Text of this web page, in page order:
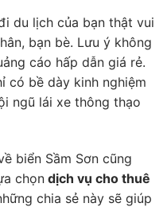
du lịch của bạn thật vui
bạn bè. Lưu ý không
cáo hấp dẫn giá rẻ.
có bề dày kinh nghiệm
ngũ lái xe thông thạo
biển Sầm Sơn cũng
chọn dịch vụ cho thuê
chia sẻ này sẽ giúp